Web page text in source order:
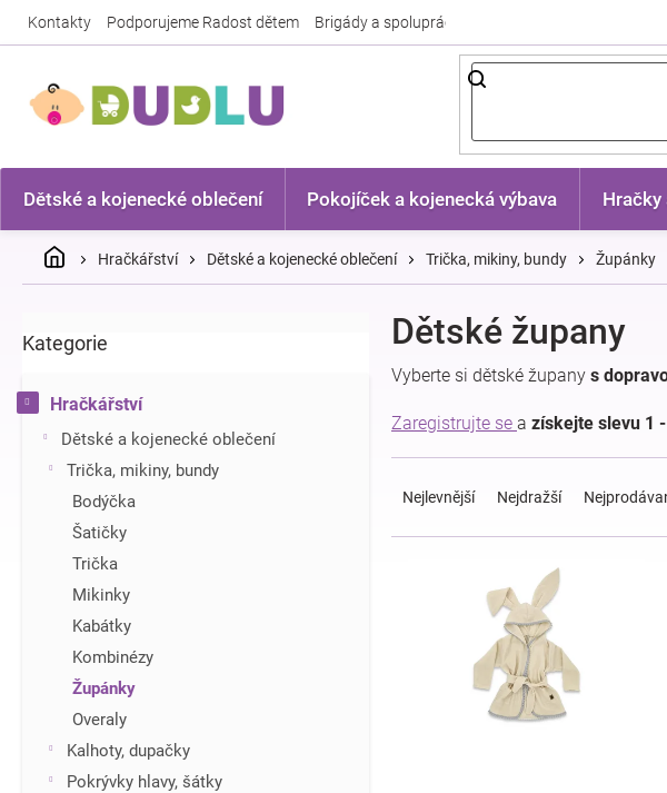
Kontakty Podporujeme Radost dětem Brigády a spolupráce
Dětské a kojenecké oblečení Pokojíček a kojenecká výbava Hračky
DomůHračkářství Dětské a kojenecké oblečení Trička, mikiny, bundy Župánky
o
t
r
Přeskočit
Kategorie
Hračkářství
Dětské a kojenecké oblečení
Trička, mikiny, bundy
Bodýčka
Šatičky
Trička
Mikinky
Kabátky
Kombinézy
Župánky
Overaly
Kalhoty, dupačky
Pokrývky hlavy, šátky
Dětské župany
Vyberte si dětské župany s
Zaregistrujte se a získejte slevu 1 -
e
Nejlevnější Nejdražší